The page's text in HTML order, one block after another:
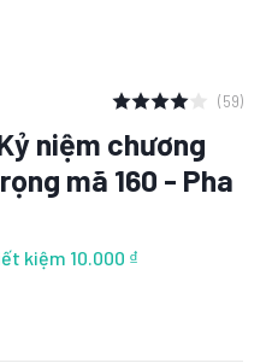
(59)
niệm chương
mã 160 - Pha
kiệm 10.000 ₫